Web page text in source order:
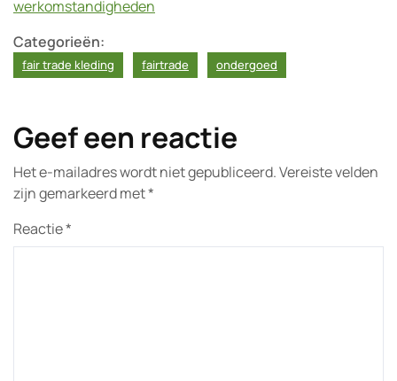
werkomstandigheden
Categorieën:
fair trade kleding fairtrade ondergoed
Geef een reactie
Het e-mailadres wordt niet gepubliceerd.Vereiste velden
zijn gemarkeerd met*
Reactie*